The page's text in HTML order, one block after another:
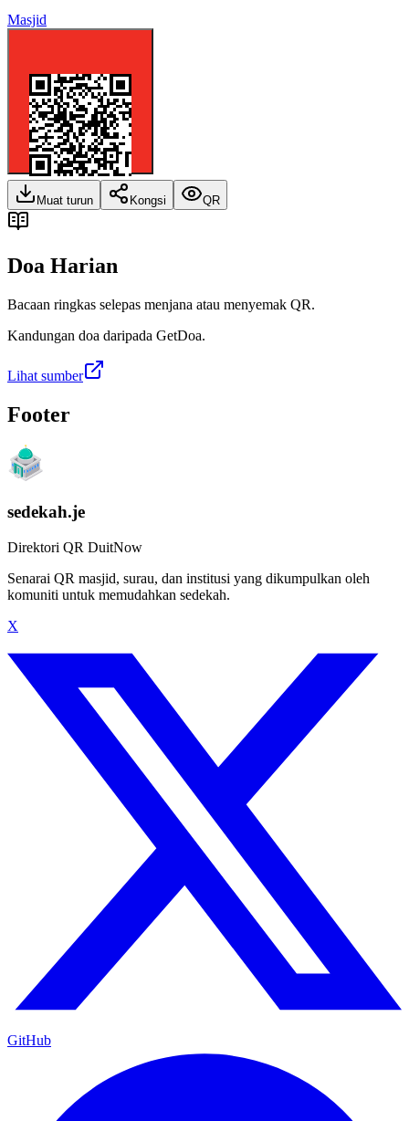
Masjid
Muat turun Kongsi QR
Doa Harian
Bacaan ringkas selepas menjana atau menyemak QR.
Kandungan doa daripada GetDoa.
Lihat sumber
Footer
sedekah.je
Direktori QR DuitNow
Senarai QR masjid, surau, dan institusi yang dikumpulkan oleh
komuniti untuk memudahkan sedekah.
X
GitHub